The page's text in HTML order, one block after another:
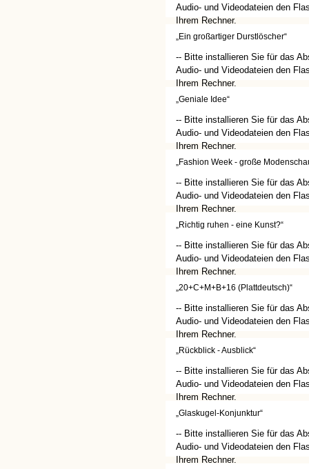
Audio- und Videodateien den
Ihrem Rechner.
(http://get.adobe.com/de/
„Ein großartiger Durstlöscher“
-- Bitte installieren Sie für das
Audio- und Videodateien den
Ihrem Rechner.
(http://get.adobe.com/de/
„Geniale Idee“
-- Bitte installieren Sie für das
Audio- und Videodateien den
Ihrem Rechner.
(http://get.adobe.com/de/
„Fashion Week - große
-- Bitte installieren Sie für das
Audio- und Videodateien den
Ihrem Rechner.
(http://get.adobe.com/de/
„Richtig ruhen - eine Kunst?“
-- Bitte installieren Sie für das
Audio- und Videodateien den
Ihrem Rechner.
(http://get.adobe.com/de/
„20+C+M+B+16 (Plattdeutsch)“
-- Bitte installieren Sie für das
Audio- und Videodateien den
Ihrem Rechner.
(http://get.adobe.com/de/
„Rückblick - Ausblick“
-- Bitte installieren Sie für das
Audio- und Videodateien den
Ihrem Rechner.
(http://get.adobe.com/de/
„Glaskugel-Konjunktur“
-- Bitte installieren Sie für das
Audio- und Videodateien den
Ihrem Rechner.